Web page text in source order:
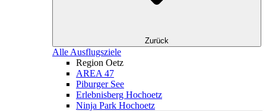
Zurück
Alle Ausflugsziele
Region Oetz
AREA 47
Piburger See
Erlebnisberg Hochoetz
Ninja Park Hochoetz